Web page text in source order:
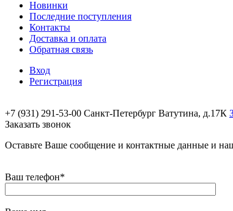
Новинки
Последние поступления
Контакты
Доставка и оплата
Обратная связь
Вход
Регистрация
+7 (931) 291-53-00 Санкт-Петербург Ватутина, д.17К
Заказать звонок
Оставьте Ваше сообщение и контактные данные и
Ваш телефон*